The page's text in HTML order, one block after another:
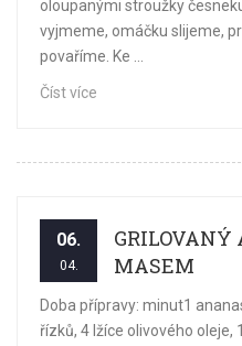
oloupanými stroužky
vyjmeme, omáčku slijeme,
povaříme. Ke ...
Číst více
06.
04.
MASEM
Doba přípravy: minut1
řízků, 4 lžíce olivového oleje,